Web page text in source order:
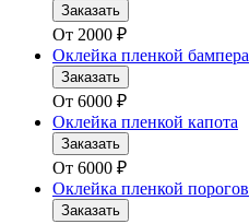
Заказать
От 2000 ₽
Оклейка пленкой бампера
Заказать
От 6000 ₽
Оклейка пленкой капота
Заказать
От 6000 ₽
Оклейка пленкой порогов
Заказать